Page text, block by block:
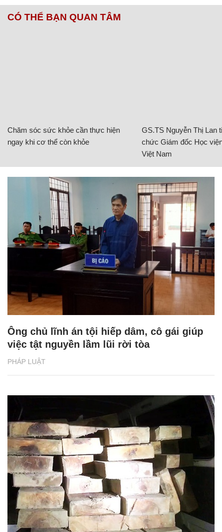
CÓ THỂ BẠN QUAN TÂM
Chăm sóc sức khỏe cần thực hiện
ngay khi cơ thể còn khỏe
GS.TS Nguyễn Thị Lan
chức Giám đốc Học
Việt Nam
PHÁP LUẬT
Ông chủ lĩnh án tội hiếp dâm, cô gái giúp
việc tật nguyền lầm lũi rời tòa